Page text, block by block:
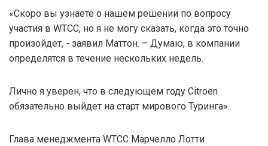
«Скоро вы узнаете о нашем решении по вопросу
участия в WTCC, но я не могу сказать, когда это точно
произойдет, - заявил Маттон. – Думаю, в компании
определятся в течение нескольких недель.
Лично я уверен, что в следующем году Citroen
обязательно выйдет на старт мирового Туринга».
Глава менеджмента WTCC Марчелло Лотти